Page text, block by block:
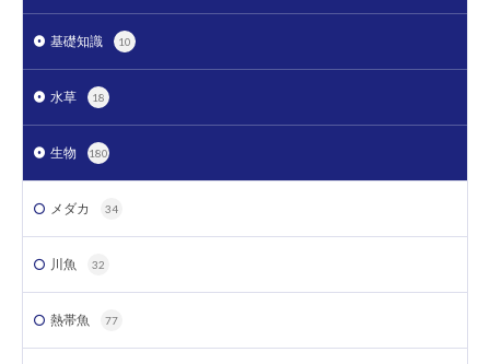
基礎知識 10
水草 18
生物 180
メダカ 34
川魚 32
熱帯魚 77